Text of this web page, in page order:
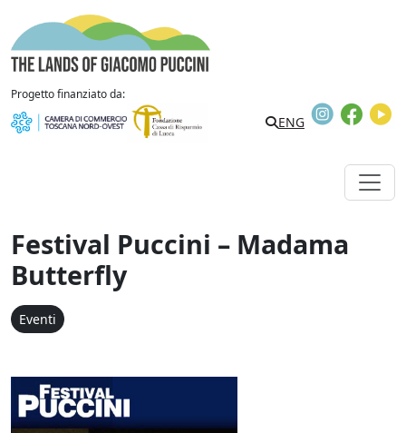
Vai al contenuto
Progetto finanziato da:
Search
ENG
Instagram
Festival Puccini – Madama
Butterfly
Eventi